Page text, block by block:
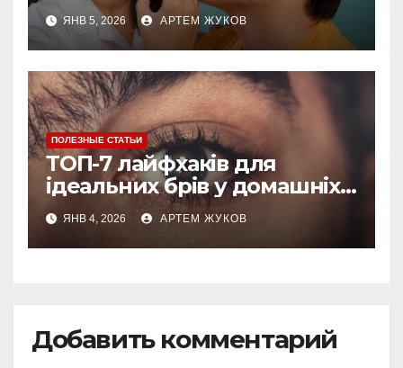
про догляд за губами
ЯНВ 5, 2026 АРТЕМ ЖУКОВ
ПОЛЕЗНЫЕ СТАТЬИ
ТОП-7 лайфхаків для
ідеальних брів у домашніх
умовах
ЯНВ 4, 2026 АРТЕМ ЖУКОВ
Добавить комментарий